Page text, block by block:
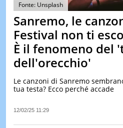
Fonte: Unsplash
Sanremo, le
Festival non ti
È il fenomeno del
dell'orecchio'
Le canzoni di Sanremo
tua testa? Ecco perché accade
12/02/25 11:29